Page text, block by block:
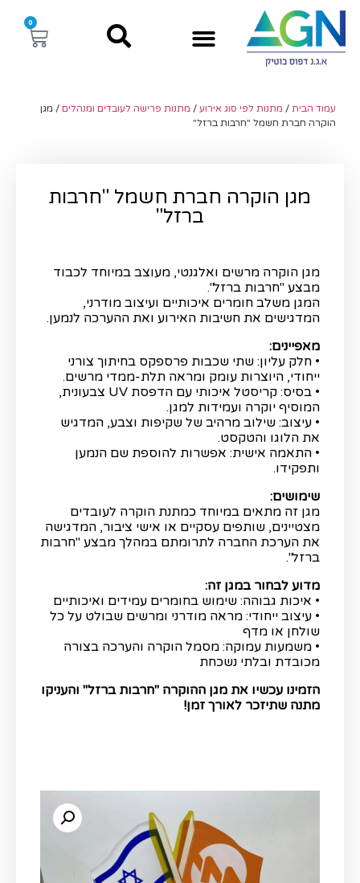
0
עמוד הבית / מתנות לפי סוג אירוע / מתנות פרישה לעובדים ומנהלים / מגן
הוקרה חברת חשמל "חרבות ברזל"
מגן הוקרה חברת חשמל "חרבות
ברזל"
מגן הוקרה מרשים ואלגנטי, מעוצב במיוחד לכבוד
מבצע "חרבות ברזל".
המגן משלב חומרים איכותיים ועיצוב מודרני,
המדגישים את חשיבות האירוע ואת ההערכה לנמען.
מאפיינים:
• חלק עליון: שתי שכבות פרספקס בחיתוך צורני
ייחודי, היוצרות עומק ומראה תלת-ממדי מרשים.
• בסיס: קריסטל איכותי עם הדפסת UV צבעונית,
המוסיף יוקרה ועמידות למגן.
• עיצוב: שילוב מרהיב של שקיפות וצבע, המדגיש
את הלוגו והטקסט.
• התאמה אישית: אפשרות להוספת שם הנמען
ותפקידו.
שימושים:
מגן זה מתאים במיוחד כמתנת הוקרה לעובדים
מצטיינים, שותפים עסקיים או אישי ציבור, המדגישה
את הערכת החברה לתרומתם במהלך מבצע "חרבות
ברזל".
מדוע לבחור במגן זה:
• איכות גבוהה: שימוש בחומרים עמידים ואיכותיים
• עיצוב ייחודי: מראה מודרני ומרשים שבולט על כל
שולחן או מדף
• משמעות עמוקה: מסמל הוקרה והערכה בצורה
מכובדת ובלתי נשכחת
הזמינו עכשיו את מגן ההוקרה "חרבות ברזל" והעניקו
מתנה שתיזכר לאורך זמן!